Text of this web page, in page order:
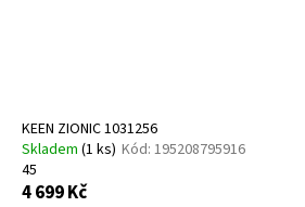
KEEN ZIONIC 1031256
Skladem (1 ks) Kód: 195208795916
45
4 699 Kč